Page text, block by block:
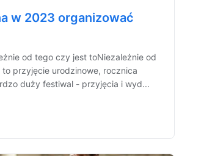
w 2023 organizować
od tego czy jest toNiezależnie od
przyjęcie urodzinowe, rocznica
duży festiwal - przyjęcia i wyd...